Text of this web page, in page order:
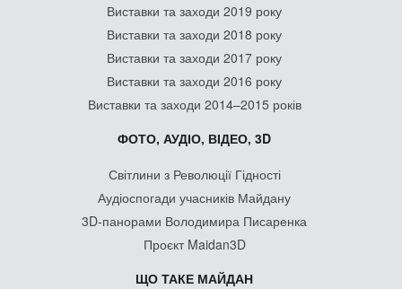
Виставки та заходи 2019 року
Виставки та заходи 2018 року
Виставки та заходи 2017 року
Виставки та заходи 2016 року
Виставки та заходи 2014–2015 років
ФОТО, АУДІО, ВІДЕО, 3D
Світлини з Революції Гідності
Аудіоспогади учасників Майдану
3D-панорами Володимира Писаренка
Проєкт Maidan3D
ЩО ТАКЕ МАЙДАН